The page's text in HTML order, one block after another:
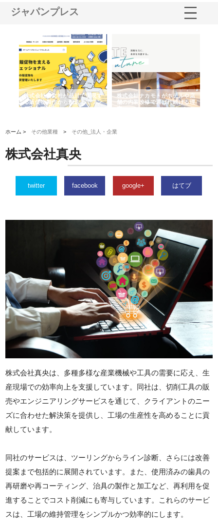
ジャパンプレス
株式会社耕文社が品川で実現す
る販促物製作から配送までワン
ストップ対応
株式会社ナカモトがホテルや店
舗の内装改修で選ばれ続ける理
由
ホーム > その他業種 > その他_法人・企業
株式会社真央
twitter facebook google+ はてブ
株式会社真央は、多種多様な産業機械や工具の需要に応え、生
産現場での効率向上を支援しています。同社は、切削工具の販
売やエンジニアリングサービスを通じて、クライアントのニー
ズに合わせた解決策を提供し、工場の生産性を高めることに貢
献しています。
同社のサービスは、ツーリングからライン診断、さらには改善
提案まで包括的に展開されています。また、使用済みの歯具の
再研磨や再コーティング、治具の製作と加工など、再利用を促
進することでコスト削減にも寄与しています。これらのサービ
スは、工場の維持管理をシンプルかつ効率的にします。